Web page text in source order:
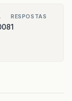
RESPOSTAS
1